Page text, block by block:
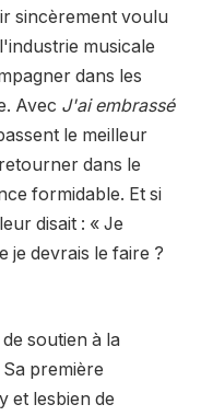
sincèrement voulu
musicale
dans les
Avec J'ai embrassé
le meilleur
dans le
formidable. Et si
disait : « Je
je devrais le faire ?
soutien à la
première
et lesbien de